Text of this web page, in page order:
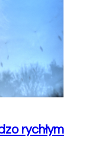
rychłym